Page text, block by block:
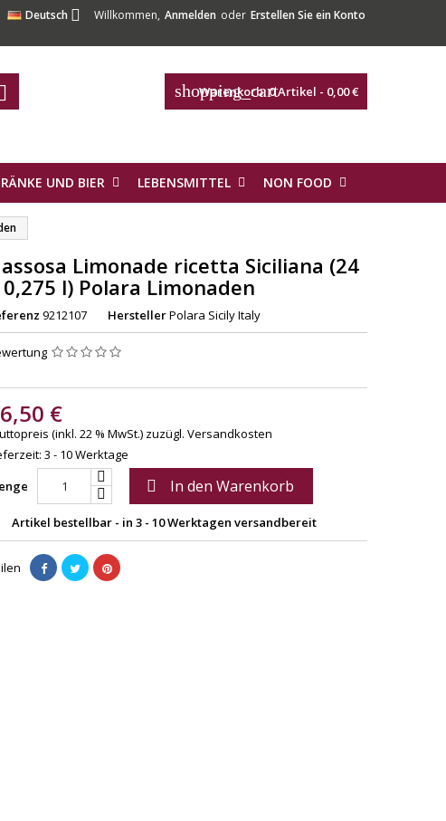
Willkommen, Anmelden oder Erstellen Sie ein Konto
Deutsch 
shopping_cart
Warenkorb:0Artikel - 0,00 €
UND BIER LEBENSMITTEL NON FOOD
Limonade ricetta Siciliana (24
l) Polara Limonaden
9212107 HerstellerPolara Sicily Italy
€
(inkl. 22 % MwSt.) zuzügl. Versandkosten
3 - 10 Werktage
 In den Warenkorb
Artikel bestellbar - in 3 - 10 Werktagen versandbereit